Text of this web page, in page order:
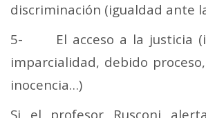
discriminación (igualdad ante
5- El acceso a la justicia
imparcialidad, debido
inocencia…)
Si el profesor Rusconi